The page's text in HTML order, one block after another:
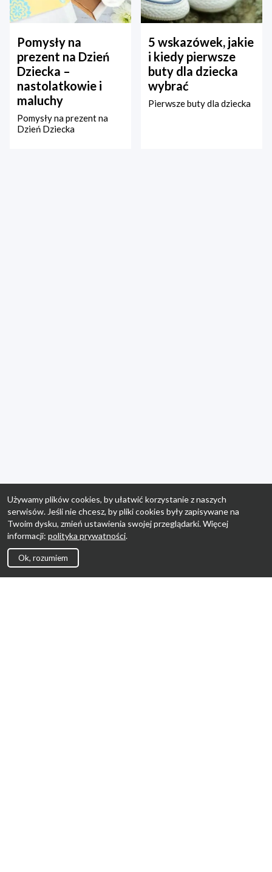
Pomysły na
prezent na Dzień
Dziecka –
nastolatkowie i
maluchy
Pomysły na prezent na
Dzień Dziecka
5 wskazówek, jakie
i kiedy pierwsze
buty dla dziecka
wybrać
Pierwsze buty dla dziecka
Używamy plików cookies, by ułatwić korzystanie z naszych
serwisów. Jeśli nie chcesz, by pliki cookies były zapisywane na
Twoim dysku, zmień ustawienia swojej przeglądarki. Więcej
informacji: polityka prywatności.
Ok, rozumiem